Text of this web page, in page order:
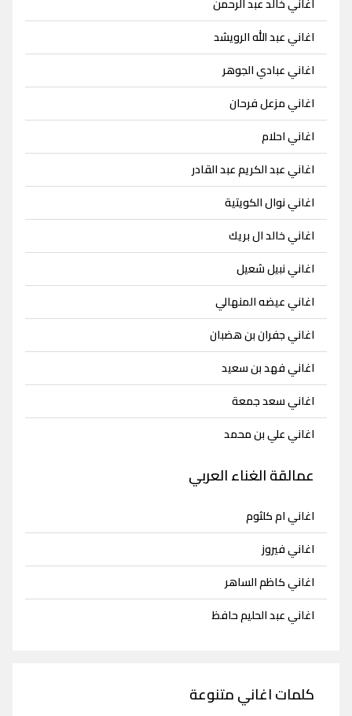
اغاني عبد الله الرويشد
اغاني عبادي الجوهر
اغاني مزعل فرحان
اغاني احلام
اغاني عبد الكريم عبد القادر
اغاني نوال الكويتية
اغاني خالد ال بريك
اغاني نبيل شعيل
اغاني عيضه المنهالي
اغاني جفران بن هضبان
اغاني فهد بن سعيد
اغاني سعد جمعة
اغاني علي بن محمد
عمالقة الغناء العربي
اغاني ام كلثوم
اغاني فيروز
اغاني كاظم الساهر
اغاني عبد الحليم حافظ
كلمات اغاني متنوعة